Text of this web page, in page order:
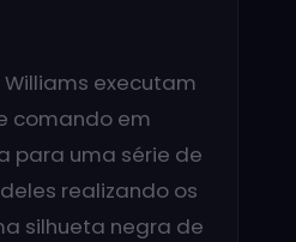
Williams executam
comando em
para uma série de
realizando os
silhueta negra de